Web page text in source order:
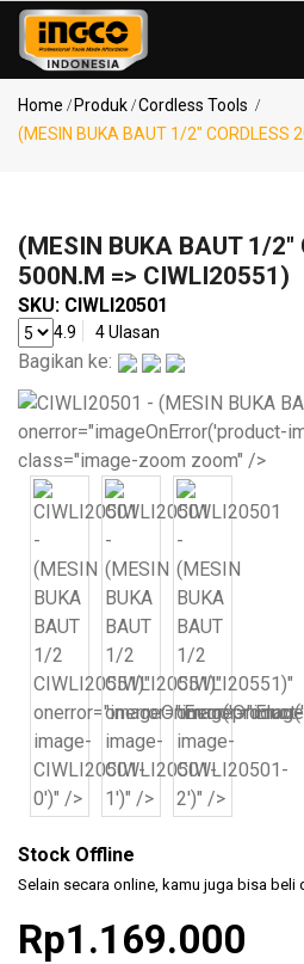
MESIN
BOR ..
KOMPRESOR
..
(SPRAY
GUN..
(MESIN
BLO..
F CL..
Home Produk Cordless Tools
(MESIN BUKA BAUT 1/2" CORDLESS
(MESIN BUKA BAUT 1/2"
500N.M => CIWLI20551)
SKU: CIWLI20501
4.9 4 Ulasan
Bagikan ke:
CIWLI20551)"
onerror="imageOnError('product-
image-
CIWLI20501-
0')" />
CIWLI20551)"
image-
CIWLI20501-
1')" />
CIWLI20551)"
image-
CIWLI20501-
2')" />
onerror="imageOnError('product-
class="image-zoom zoom" />
Stock Offline
Selain secara online, kamu juga bisa
Rp1.169.000
Kategori
Air
Tools
Measuring
Tools
Safety
Products
Tools
Accessories
Notifikasi